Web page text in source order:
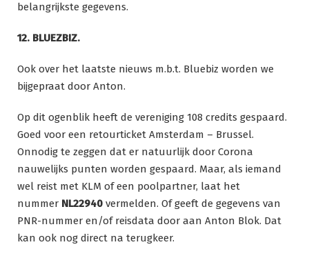
belangrijkste gegevens.
12. BLUEZBIZ.
Ook over het laatste nieuws m.b.t. Bluebiz worden we
bijgepraat door Anton.
Op dit ogenblik heeft de vereniging 108 credits gespaard.
Goed voor een retourticket Amsterdam – Brussel.
Onnodig te zeggen dat er natuurlijk door Corona
nauwelijks punten worden gespaard. Maar, als iemand
wel reist met KLM of een poolpartner, laat het
nummer NL22940 vermelden. Of geeft de gegevens van
PNR-nummer en/of reisdata door aan Anton Blok. Dat
kan ook nog direct na terugkeer.